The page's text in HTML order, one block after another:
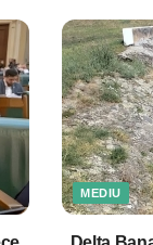
MEDIU